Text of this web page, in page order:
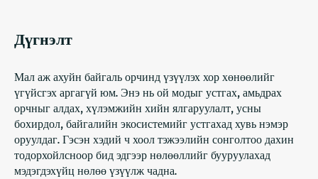
Дүгнэлт
Мал аж ахуйн байгаль орчинд үзүүлэх хор хөнөөлийг
үгүйсгэх аргагүй юм. Энэ нь ой модыг устгах, амьдрах
орчныг алдах, хүлэмжийн хийн ялгаруулалт, усны
бохирдол, байгалийн экосистемийг устгахад хувь нэмэр
оруулдаг. Гэсэн хэдий ч хоол тэжээлийн сонголтоо дахин
тодорхойлсноор бид эдгээр нөлөөллийг бууруулахад
мэдэгдэхүйц нөлөө үзүүлж чадна.